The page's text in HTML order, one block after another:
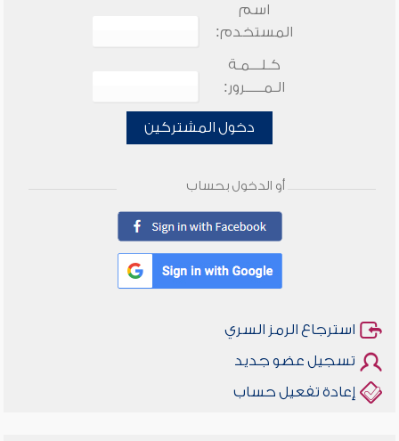
اسم
المستخدم:
كـلـــمـة
الـمـــــرور:
دخول المشتركين
أو الدخول بحساب
استرجاع الرمز السري
تسجيل عضو جديد
إعادة تفعيل حساب